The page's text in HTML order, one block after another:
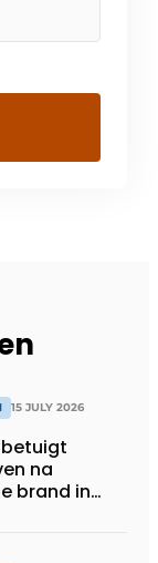
15 JULY 2026
betuigt
na
brand in